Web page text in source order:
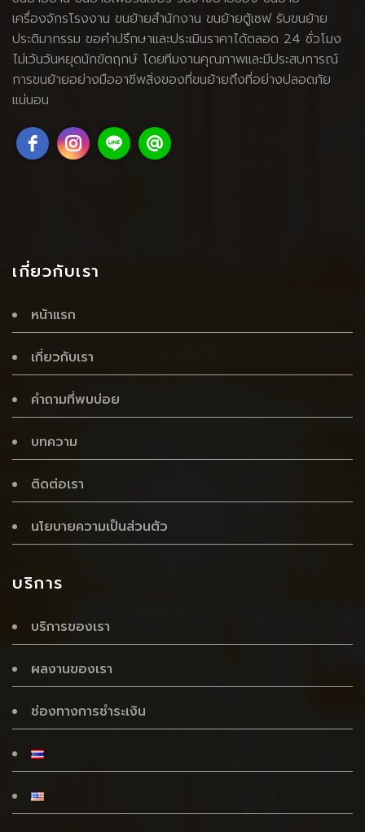
เครื่องจักรโรงงาน ขนย้ายสำนักงาน ขนย้ายตู้เซฟ รับขนย้าย
ประติมากรรม ขอคำปรึกษาและประเมินราคาได้ตลอด 24 ชั่วโมง
ไม่เว้นวันหยุดนักขัตฤกษ์ โดยทีมงานคุณภาพและมีประสบการณ์
การขนย้ายอย่างมืออาชีพสิ่งของที่ขนย้ายถึงที่อย่างปลอดภัย
แน่นอน
เกี่ยวกับเรา
หน้าแรก
เกี่ยวกับเรา
คำถามที่พบบ่อย
บทความ
ติดต่อเรา
นโยบายความเป็นส่วนตัว
บริการ
บริการของเรา
ผลงานของเรา
ช่องทางการชำระเงิน